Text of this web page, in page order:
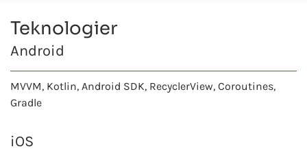
Teknologier
Android
MVVM, Kotlin, Android SDK, RecyclerView, Coroutines,
Gradle
iOS